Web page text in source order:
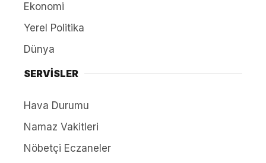
Ekonomi
Yerel Politika
Dünya
SERVİSLER
Hava Durumu
Namaz Vakitleri
Nöbetçi Eczaneler